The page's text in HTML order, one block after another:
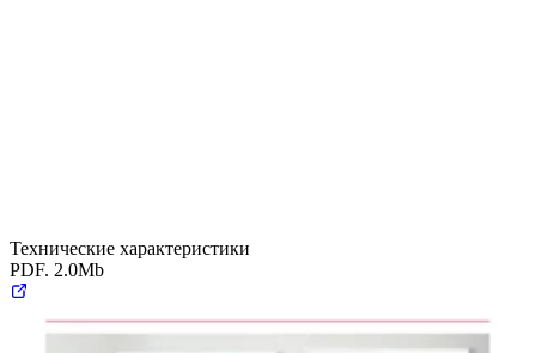
Технические характеристики
PDF. 2.0Mb